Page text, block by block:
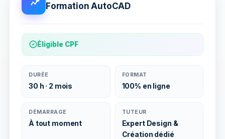
Formation AutoCAD
Éligible CPF
DURÉE
30 h · 2 mois
FORMAT
100% en ligne
DÉMARRAGE
À tout moment
TUTEUR
Expert Design &
Création dédié